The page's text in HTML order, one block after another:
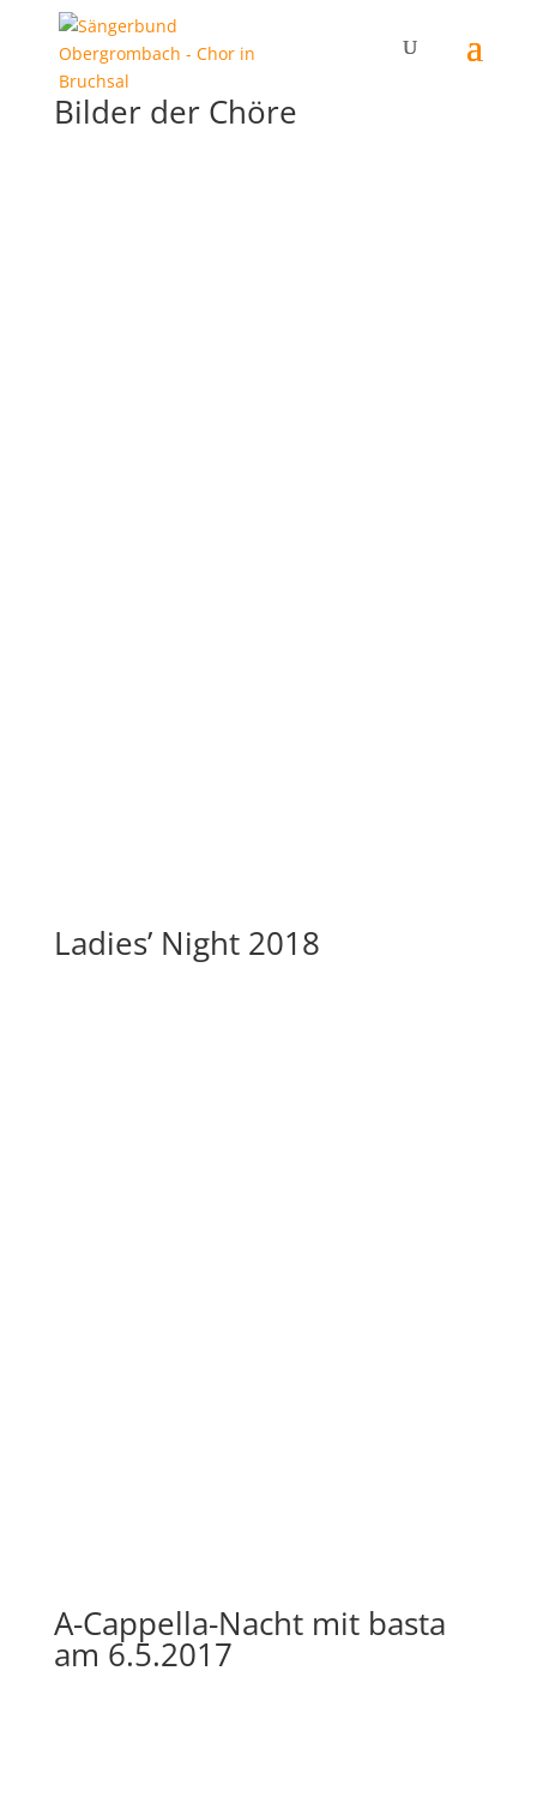
Bilder der Chöre
Ladies’ Night 2018
A-Cappella-Nacht mit basta
am 6.5.2017